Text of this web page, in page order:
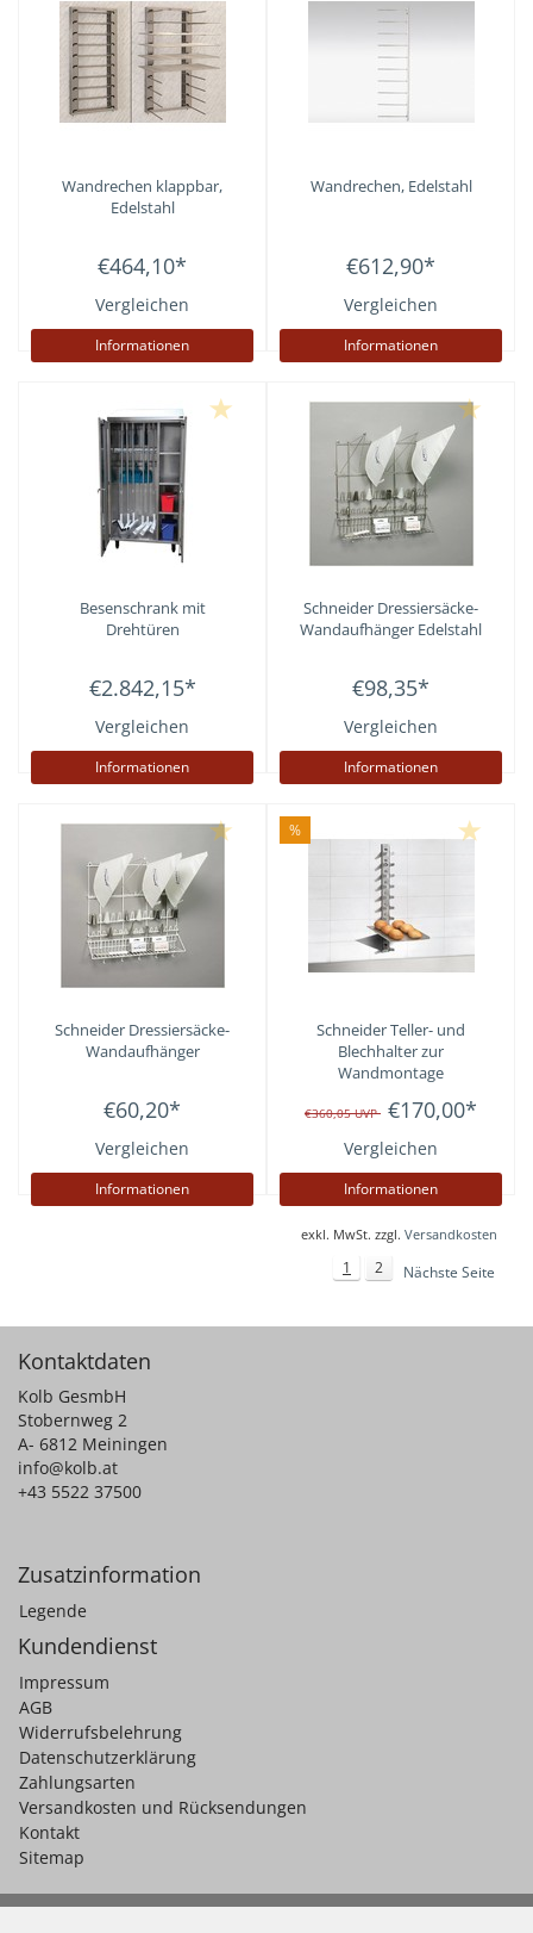
Wandrechen klappbar,
Edelstahl
€464,10*
Vergleichen
Informationen
Wandrechen, Edelstahl
€612,90*
Vergleichen
Informationen
Besenschrank mit
Drehtüren
€2.842,15*
Vergleichen
Informationen
Schneider Dressiersäcke-
Wandaufhänger Edelstahl
€98,35*
Vergleichen
Informationen
Schneider Dressiersäcke-
Wandaufhänger
€60,20*
Vergleichen
Informationen
%
SchneiderTeller- und
Blechhalter zur
Wandmontage
€360,05UVP €170,00*
Vergleichen
Informationen
exkl. MwSt. zzgl. Versandkosten
1 2 Nächste Seite
Kontaktdaten
Kolb GesmbH
Stobernweg 2
A- 6812 Meiningen
info@kolb.at
+43 5522 37500
Zusatzinformation
Legende
Kundendienst
Impressum
AGB
Widerrufsbelehrung
Datenschutzerklärung
Zahlungsarten
Versandkosten und Rücksendungen
Kontakt
Sitemap